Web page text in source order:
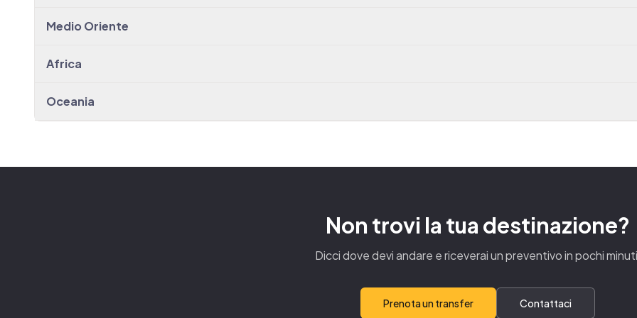
Medio Oriente
Africa
Oceania
Non trovi la tua destinazione?
Dicci dove devi andare e riceverai un preventivo in pochi
Prenota un transfer Contattaci